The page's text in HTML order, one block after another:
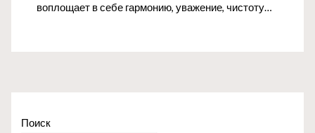
воплощает в себе гармонию, уважение, чистоту…
Поиск